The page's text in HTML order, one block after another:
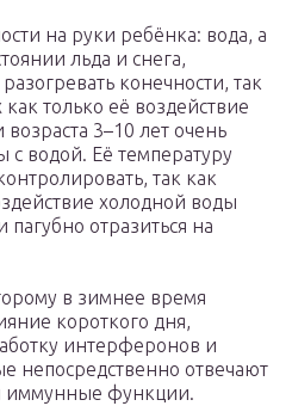
на руки ребёнка: вода, а
льда и снега,
конечности, так
как только её воздействие
3–10 лет очень
с водой. Её температуру
так как
холодной воды
пагубно отразиться на
в зимнее время
короткого дня,
интерферонов и
непосредственно отвечают
иммунные функции.